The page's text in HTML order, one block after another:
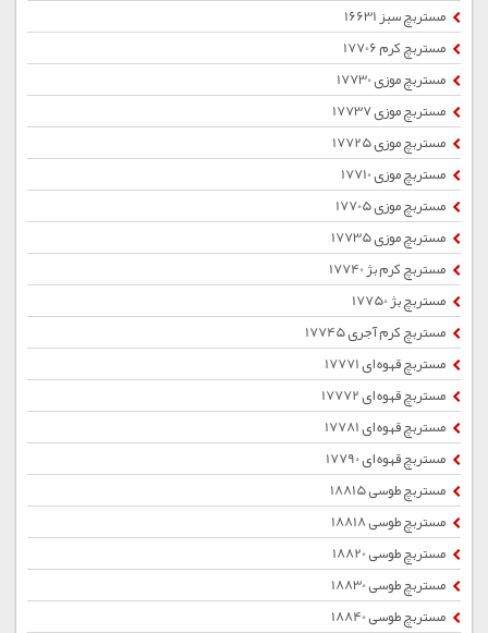
مستربچ سبز 16631
مستربچ کرم 17706
مستربچ موزی 17730
مستربچ موزی 17737
مستربچ موزی 17725
مستربچ موزی 17710
مستربچ موزی 17705
مستربچ موزی 17735
مستربچ کرم بژ 17740
مستربچ بژ 17750
مستربچ کرم آجری 17745
مستربچ قهوه ای 17771
مستربچ قهوه ای 17772
مستربچ قهوه ای 17781
مستربچ قهوه ای 17790
مستربچ طوسی 18815
مستربچ طوسی 18818
مستربچ طوسی 18820
مستربچ طوسی 18830
مستربچ طوسی 18840